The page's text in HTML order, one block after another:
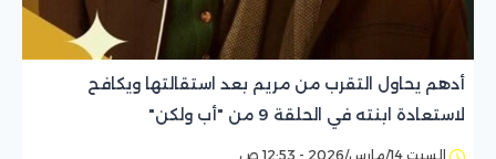
أدهم يحاول التقرب من مريم بعد استقالتها ويكافح
لاستعادة ابنته في الحلقة 9 من "أب ولكن"
السبت 14/مارس/2026 - 12:53 ص